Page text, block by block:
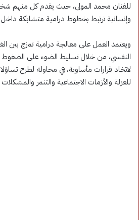
للفنان محمد المولى، حيث يقدم كل منهم
وإنسانية ترتبط بخطوط درامية متشابكة
ويعتمد العمل على معالجة درامية تمزج بين
النفسي، من خلال تسليط الضوء على الضغوط
لاتخاذ قرارات مأساوية، في محاولة لطرح
للعزلة والأزمات الاجتماعية والتنمر